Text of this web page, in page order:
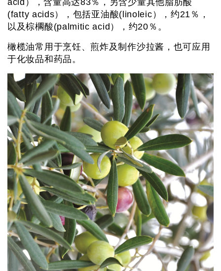
acid），含量高达83％，另含少量其他脂肪酸
(fatty acids），包括亚油酸(linoleic），约21％，
以及棕櫊酸(palmitic acid），约20％。
橄榄油常用于烹饪、煎炸及制作沙拉酱，也可应用
于化妆品和药品。